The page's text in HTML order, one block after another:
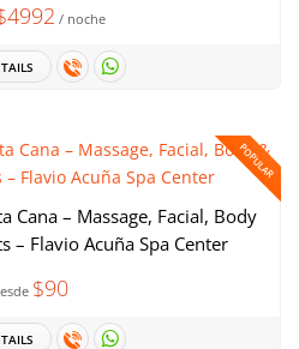
/ noche
POPULAR
Cana – Massage, Facial, Body
– Flavio Acuña Spa Center
$90